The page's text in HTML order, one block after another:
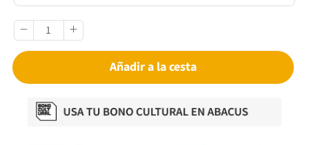
Añadir a la cesta